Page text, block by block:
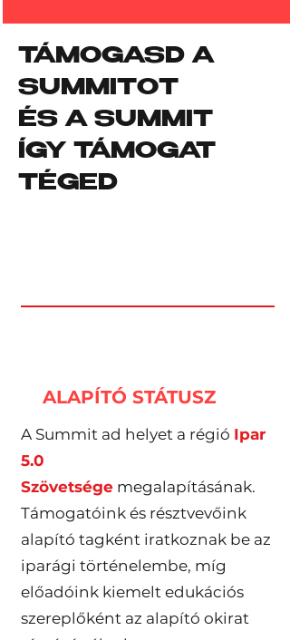
TÁMOGASD A
SUMMITOT
ÉS A SUMMIT
ÍGY TÁMOGAT
TÉGED
ALAPÍTÓ STÁTUSZ
A Summit ad helyet a régió Ipar
5.0
Szövetségemegalapításának.
Támogatóink és résztvevőink
alapító tagként iratkoznak be az
iparági történelembe, míg
előadóink kiemelt edukációs
szereplőként az alapító okirat